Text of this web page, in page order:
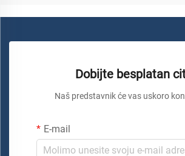
Dobijte besplatan
Naš predstavnik će vas uskoro
E-mail